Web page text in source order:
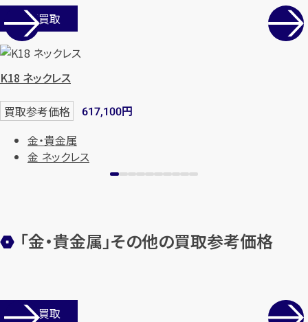
店舗買取
K18 ネックレス
買取参考価格 617,100円
金・貴金属
金 ネックレス
「金・貴金属」その他の買取参考価格
店舗買取